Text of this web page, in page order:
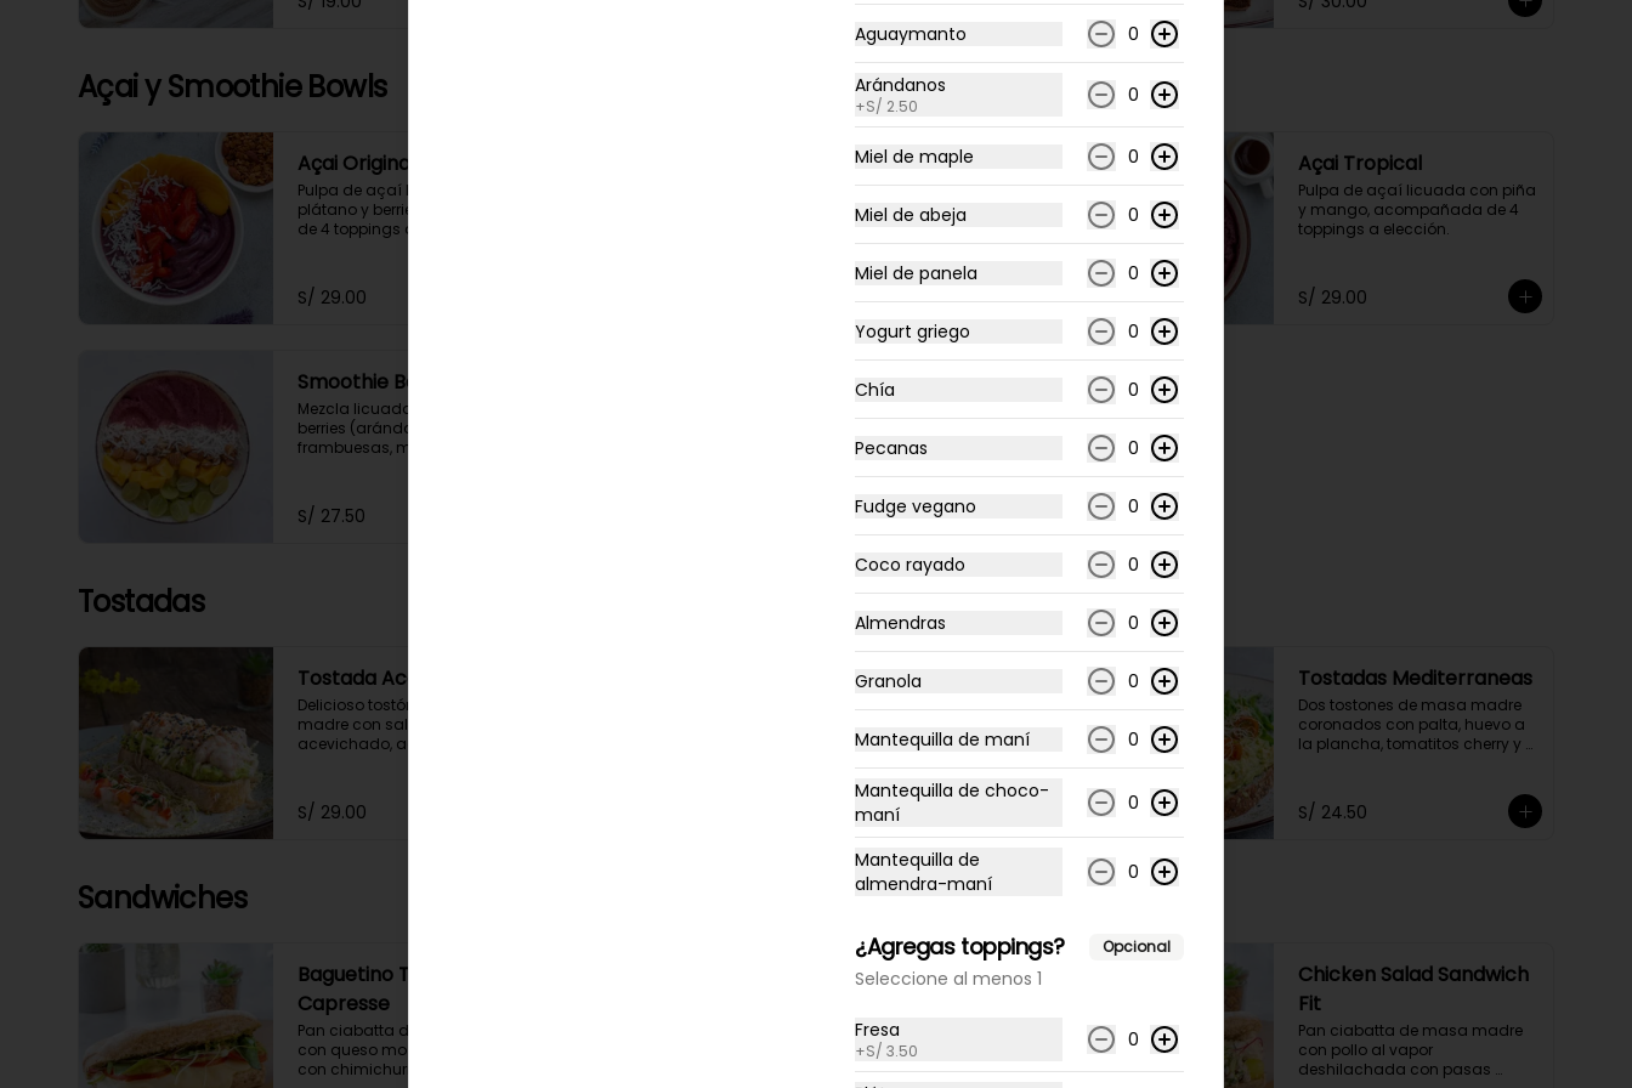
Açai y Smoothie Bowls
Açai Original
Pulpa de açaí licuada con
plátano y berries, acompañada
de 4 toppings a elección.
S/ 29.00
Açai Simple
Pulpa de açaí licuada con
plátano, acompañada de 4
toppings incluidos: fresa,
plátano, granola y miel de
S/ 27.50
Açai Tropical
Pulpa de açaí licuada con piña
y mango, acompañada de 4
toppings a elección.
S/ 29.00
Smoothie Bowl Berries
Mezcla licuada de mix de
berries (arándanos,
frambuesas, moras y fresas)
4 toppings a elección.
S/ 27.50
Tostadas
Tostada Acevichada
Delicioso tostón de masa
madre con salmón
acevichado, acompañado de
Acompañada de nuestra salsa
acevichada a nuestro estilo
S/ 29.00
Tostada Americana
Un tostón de masa madre y
huevos revueltos y cebollita
S/ 24.50
Tostadas Mediterraneas
Dos tostones de masa madre
coronados con palta, huevo a
la plancha, tomatitos cherry y
S/ 24.50
Sandwiches
Baguetino Tipo
Capresse
Pan ciabatta de masa madre
con queso mozarella, tomate
con chimichurri, albahaca y
Baguetino Tipo Salmón
Pan ciabatta de masa madre
con salmón deshidratado,
palta, tomate y germinados,
Chicken Salad Sandwich
Fit
Pan ciabatta de masa madre
con pollo al vapor
deshilachada con pasas
Aguaymanto 0
Arándanos
+S/ 2.50 0
Miel de maple 0
Miel de abeja 0
Miel de panela 0
Yogurt griego 0
Chía 0
Pecanas 0
Fudge vegano 0
Coco rayado 0
Almendras 0
Granola 0
Mantequilla de maní 0
Mantequilla de choco-
maní
0
Mantequilla de
almendra-maní
0
¿Agregas toppings? Opcional
Seleccione al menos 1
Fresa
+S/ 3.50 0